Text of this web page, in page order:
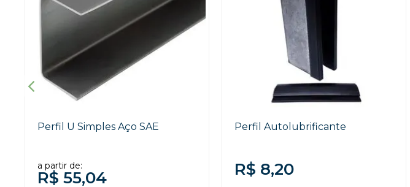
Perfil U Simples Aço SAE
a partir de:
R$ 55,04
Perfil Autolubrificante
R$ 8,20